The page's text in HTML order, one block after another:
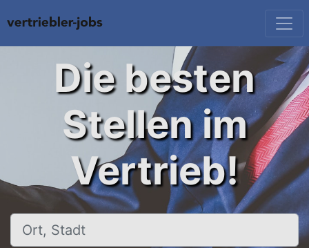
Die besten
Stellen im
Vertrieb!
Ort, Stadt